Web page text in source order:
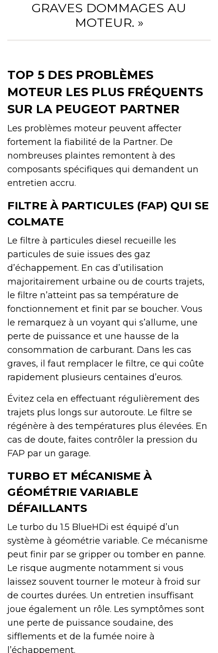
GRAVES DOMMAGES AU
MOTEUR. »
TOP 5 DES PROBLÈMES
MOTEUR LES PLUS FRÉQUENTS
SUR LA PEUGEOT PARTNER
Les problèmes moteur peuvent affecter
fortement la fiabilité de la Partner. De
nombreuses plaintes remontent à des
composants spécifiques qui demandent un
entretien accru.
FILTRE À PARTICULES (FAP) QUI SE
COLMATE
Le filtre à particules diesel recueille les
particules de suie issues des gaz
d’échappement. En cas d’utilisation
majoritairement urbaine ou de courts trajets,
le filtre n’atteint pas sa température de
fonctionnement et finit par se boucher. Vous
le remarquez à un voyant qui s’allume, une
perte de puissance et une hausse de la
consommation de carburant. Dans les cas
graves, il faut remplacer le filtre, ce qui coûte
rapidement plusieurs centaines d’euros.
Évitez cela en effectuant régulièrement des
trajets plus longs sur autoroute. Le filtre se
régénère à des températures plus élevées. En
cas de doute, faites contrôler la pression du
FAP par un garage.
TURBO ET MÉCANISME À
GÉOMÉTRIE VARIABLE
DÉFAILLANTS
Le turbo du 1.5 BlueHDi est équipé d’un
système à géométrie variable. Ce mécanisme
peut finir par se gripper ou tomber en panne.
Le risque augmente notamment si vous
laissez souvent tourner le moteur à froid sur
de courtes durées. Un entretien insuffisant
joue également un rôle. Les symptômes sont
une perte de puissance soudaine, des
sifflements et de la fumée noire à
l’échappement.